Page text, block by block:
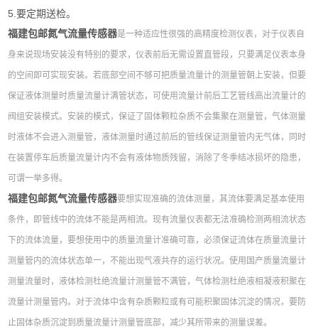
5.要定期送检。
福建包邮氮气流量传感器是一种适应性很强的高精度检测仪表，对于仪表自
身来说现场安装没有特别的要求，仪表前后无需设置直管段，只要满足仪表本身
的空间即可实现安装。若底部空间不够可把质量流量计的测量管朝上安装，但要
保证液体测量时质量流量计满管状态，可使用流量计前后工艺管线高出流量计的
阀组安装模式。安装的模式，保证了固体颗粒杂质不会集聚在测量管，气体测量
时液体不会进入测量管，液体测量时通过前后的管线保证测量管内无气体，同时
在装置停车后质量流量计内不会有液体物质残留，消除了冬季结冰损坏的隐患，
可谓一举多得。
福建包邮氮气流量传感器要想实现准确的流体测量，其流体要满足基本使用
条件，即管线中的流体不能是两相流。现有流量仪表都无法准确检测两相流状态
下的流体流量，要想使用中的质量流量计准确可靠，必须保证流体在质量流量计
测量管内的流体状态单一，不能出现气液共存的运行状况。使用国产质量流量计
测量流量时，液体检测杜绝流量计测量管不满管，气体检测杜绝液相凝液积聚在
流量计测量管内。对于流体中含有杂质颗粒或有可能积聚固体沉淀的情况，要防
止固体杂质沉淀到质量流量计测量管底部，减少其所带来的测量误差。